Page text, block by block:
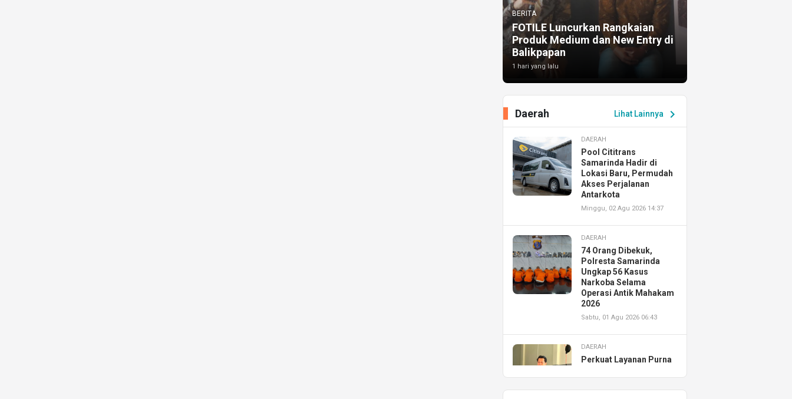
BERITA
FOTILE Luncurkan Rangkaian
Produk Medium dan New Entry di
Balikpapan
1 hari yang lalu
Lihat Lainnya chevron_right
Daerah
DAERAH
Pool Cititrans
Samarinda Hadir di
Lokasi Baru, Permudah
Akses Perjalanan
Antarkota
Minggu, 02 Agu 2026 14:37
DAERAH
74 Orang Dibekuk,
Polresta Samarinda
Ungkap 56 Kasus
Narkoba Selama
Operasi Antik Mahakam
2026
Sabtu, 01 Agu 2026 06:43
DAERAH
Perkuat Layanan Purna
Resmikan AHASS